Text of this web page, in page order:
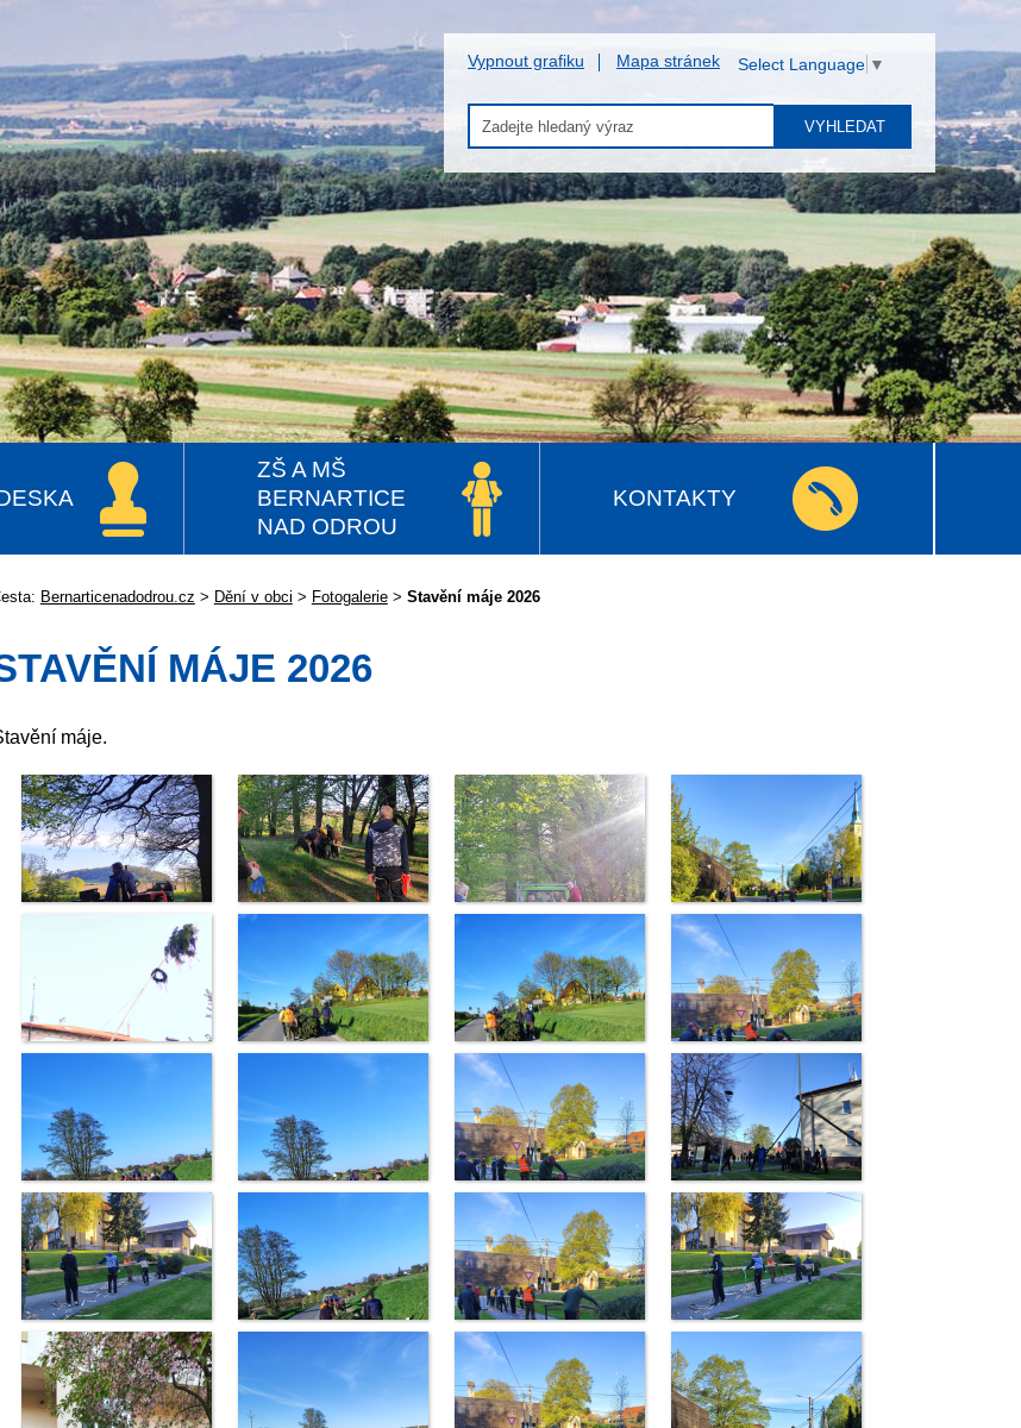
Vypnout grafiku Mapa stránek Select Language ▼
VYHLEDAT
ZŠ A MŠ
BERNARTICE
NAD ODROU
KONTAKTY
Bernarticenadodrou.cz > Dění v obci > Fotogalerie> Stavění máje 2026
MÁJE 2026
máje.